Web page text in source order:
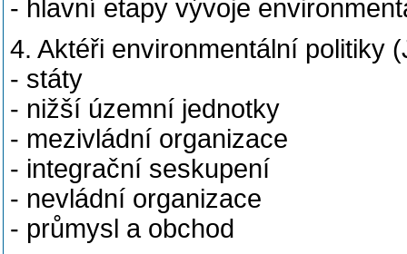
- hlavní etapy vývoje
4. Aktéři environmentální politiky
- státy
- nižší územní jednotky
- mezivládní organizace
- integrační seskupení
- nevládní organizace
- průmysl a obchod